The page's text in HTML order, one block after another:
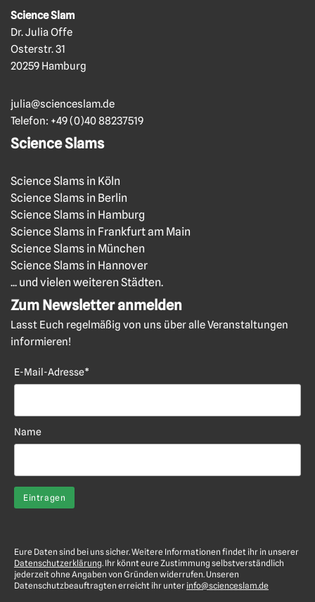
Science Slam
Dr. Julia Offe
Osterstr. 31
20259 Hamburg
julia@scienceslam.de
Telefon: +49 (0)40 88237519
Science Slams
Science Slams in Köln
Science Slams in Berlin
Science Slams in Hamburg
Science Slams in Frankfurt am Main
Science Slams in München
Science Slams in Hannover
... und vielen weiteren Städten.
Zum Newsletter anmelden
Lasst Euch regelmäßig von uns über alle Veranstaltungen
informieren!
E-Mail-Adresse*
Name
Eure Daten sind bei uns sicher. Weitere Informationen findet ihr in unserer
Datenschutzerklärung. Ihr könnt eure Zustimmung selbstverständlich
jederzeit ohne Angaben von Gründen widerrufen. Unseren
Datenschutzbeauftragten erreicht ihr unter info@scienceslam.de